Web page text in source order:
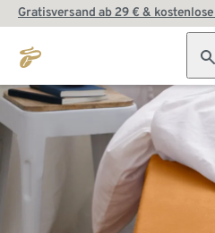
Gratisversand ab 29 € &